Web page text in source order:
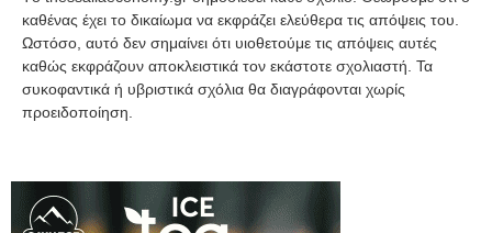
καθένας έχει το δικαίωμα να εκφράζει ελεύθερα τις απόψεις του.
Ωστόσο, αυτό δεν σημαίνει ότι υιοθετούμε τις απόψεις αυτές
καθώς εκφράζουν αποκλειστικά τον εκάστοτε σχολιαστή. Τα
συκοφαντικά ή υβριστικά σχόλια θα διαγράφονται χωρίς
προειδοποίηση.